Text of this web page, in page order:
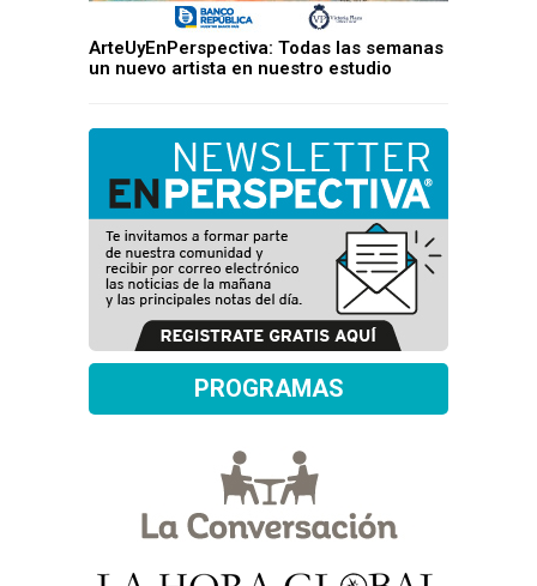
ArteUyEnPerspectiva: Todas las semanas
un nuevo artista en nuestro estudio
PROGRAMAS